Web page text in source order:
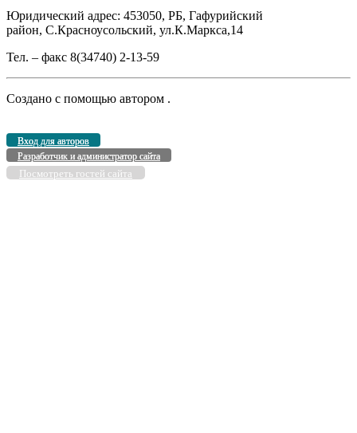
Юридический адрес: 453050, РБ, Гафурийский
район, С.Красноусольский, ул.К.Маркса,14
Тел. – факс 8(34740) 2-13-59
Создано с помощью автором .
Вход для авторов
Разработчик и администратор сайта
Посмотреть гостей сайта